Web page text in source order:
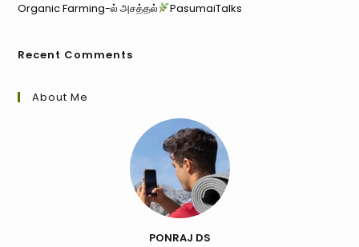
Organic Farming-ல் அசத்தல்
PasumaiTalks
Recent Comments
About Me
PONRAJ DS